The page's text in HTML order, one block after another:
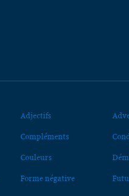
Adjectifs
Compléments
Couleurs
Forme négative